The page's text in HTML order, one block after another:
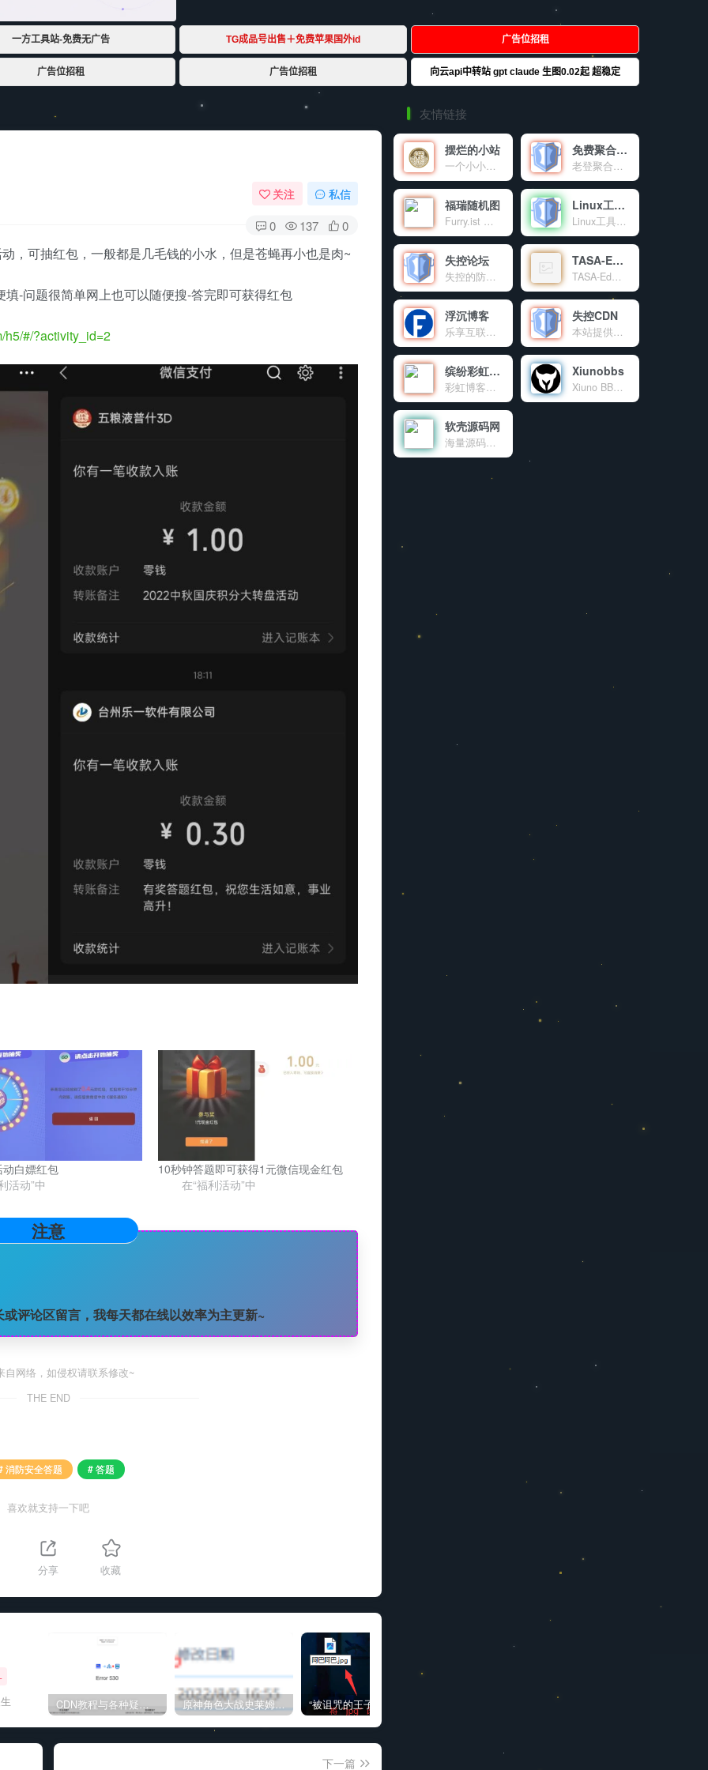
关注 私信
0 137 0
，可抽红包，一般都是几毛钱的小水，但是苍蝇再小也是肉~
-问题很简单网上也可以随便搜-答完即可获得红包
h5/#/?activity_id=2
白嫖红包
活动”中
10秒钟答题即可获得1元微信现金红包
在“福利活动”中
注意
评论区留言，我每天都在线以效率为主更新~
网络，如侵权请联系修改~
THE END
消防安全答题 # 答题
喜欢就支持一下吧
分享 收藏
CDN教程与各种疑难杂症解决方法 原神角色大战史莱姆与丘丘人高质量视频
下一篇
友情链接
摆烂的小站
一个小小的世界
免费聚合登录
老登聚合登录是老登互联网科技有限公司旗下的社会化账号聚合登录系统，让网站的最终用户可以一站式选择使用包括微信、微博、QQ、百度等多种社会化帐号登录该站点。简化用户注册登录过程、改善用户浏览站点的体验、迅速提高网站注册量和用户数据量。有完善的开发文档与SDK，方便开发者快速接入。
福瑞随机图
Furry.ist 是一个有趣又高质量的兽装图片分享平台，通过简单的 API 调用，让开发者和爱好者轻松获取丰富的资源。分享，是乐趣；探索，是热爱。这里，趣味与创意交融，等你来发现！
Linux工具箱
Linux工具箱是一个功能强大的Linux系统管理工具，提供系统优化、虚拟内存管理、DNS配置、软件源更换等多种功能，让Linux服务器管理变得简单高效。
失控论坛
失控的防御系统官方交流论坛。
TASA-Ed官网
TASA-Ed工作室官网！
浮沉博客
乐享互联网资源及IT技术的个人博客
失控CDN
本站提供的免费公益CDN
缤纷彩虹天地
彩虹博客（blog.cccyun.cn）成立于年月日，搭建在新浪sae云计算平台。本站目前作为我的原创程序首发站，同时致力于互联网资源的共享，包括程序源码、各种教程、软件、影视、音乐、电子书、新闻等。对于一些比较不错的有价值的文章，本博客也会适当转载分享。
Xiunobbs
Xiuno BBS开源程序交流论坛，致力于为使用Xiuno开源程序的站长提供海量的Xiuno插件，Xiuno模板，Xiuno使用交流，精准地为各位站长朋友免费提供了大量的资源文件。本站为Xiuno程序爱好者，众位站长，粉丝朋友共同建设的公益性交流论坛。
软壳源码网
海量源码、程序软件、技术资源共享